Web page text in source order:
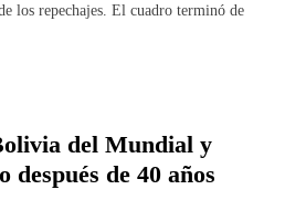
los repechajes. El cuadro terminó de
del Mundial y
después de 40 años